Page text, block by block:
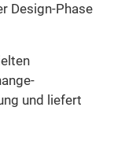
Design-Phase
und liefert